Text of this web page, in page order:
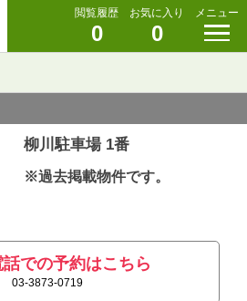
閲覧履歴
0
お気に入り
0
メニュー
柳川駐車場 1番
※過去掲載物件です。
話での予約はこちら
03-3873-0719